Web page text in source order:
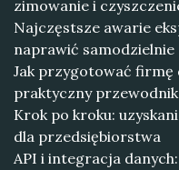
zimowanie i
Najczęstsze awarie
naprawić samodzielnie
Jak przygotować firmę
praktyczny
Krok po kroku:
dla przedsiębiorstwa
API i integracja